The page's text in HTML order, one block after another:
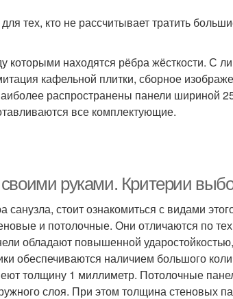
тех, кто не рассчитывает тратить
находятся рёбра жёсткости. С
кафельной плитки, сборное
распространены панели шириной
все комплектующие.
руками. Критерии
стоит ознакомиться с видами
и потолочные. Они отличаются по
обладают повышенной
обеспечиваются наличием большого
толщину 1 миллиметр. Потолочные
слоя. При этом толщина стеновых